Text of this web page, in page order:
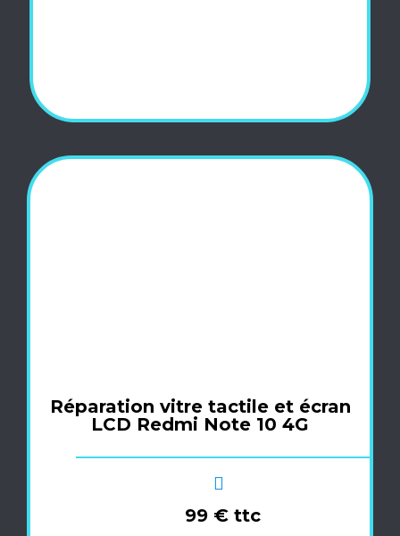
Réparation vitre tactile et écran
LCD Redmi Note 10 4G
99 € ttc